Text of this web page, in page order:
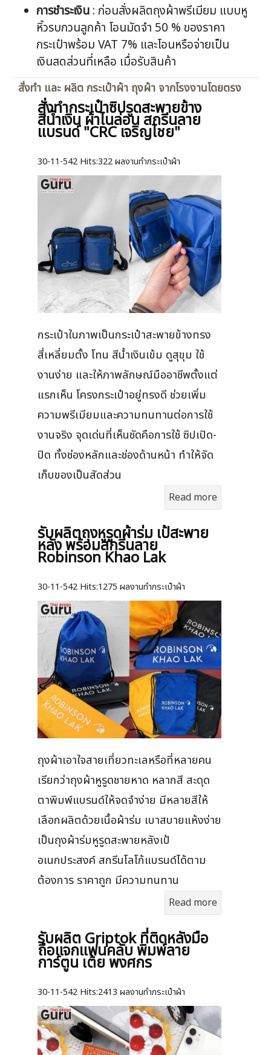
การชำระเงิน : ก่อนสั่งผลิตถุงผ้าพรีเมียม แบบหู
หิ้วรบกวนลูกค้า โอนมัดจำ 50 % ของราคา
กระเป๋าพร้อม VAT 7% และโอนหรือจ่ายเป็น
เงินสดส่วนที่เหลือ เมื่อรับสินค้า
สั่งทำ และ ผลิต กระเป๋าผ้า ถุงผ้า จากโรงงานโดยตรง
สั่งทำกระเป๋าซิปรูดสะพายข้าง
สีน้ำเงิน ผ้าไนล่อน สกรีนลาย
แบรนด์ "CRC เจริญไชย"
30-11-542 Hits:322 ผลงานทำกระเป๋าผ้า
กระเป๋าในภาพเป็นกระเป๋าสะพายข้างทรง
สี่เหลี่ยมตั้ง โทน สีน้ำเงินเข้ม ดูสุขุม ใช้
งานง่าย และให้ภาพลักษณ์มืออาชีพตั้งแต่
แรกเห็น โครงกระเป๋าอยู่ทรงดี ช่วยเพิ่ม
ความพรีเมียมและความทนทานต่อการใช้
งานจริง จุดเด่นที่เห็นชัดคือการใช้ ซิปเปิด-
ปิด ทั้งช่องหลักและช่องด้านหน้า ทำให้จัด
เก็บของเป็นสัดส่วน
Read more
รับผลิตถุงหูรูดผ้าร่ม เป้สะพาย
หลัง พร้อมสกรีนลาย
Robinson Khao Lak
30-11-542 Hits:1275 ผลงานทำกระเป๋าผ้า
ถุงผ้าเอาใจสายเที่ยวทะเลหรือที่หลายคน
เรียกว่าถุงผ้าหูรูดชายหาด หลากสี สะดุด
ตาพิมพ์แบรนด์ให้จดจำง่าย มีหลายสีให้
เลือกผลิตด้วยเนื้อผ้าร่ม เบาสบายแห้งง่าย
เป็นถุงผ้าร่มหูรูดสะพายหลังเป้
อเนกประสงค์ สกรีนโลโก้แบรนด์ได้ตาม
ต้องการ ราคาถูก มีความทนทาน
Read more
รับผลิต Griptok ที่ติดหลังมือ
ถือแจกแฟนคลับ พิมพ์ลาย
การ์ตูน เต้ย พงศกร
30-11-542 Hits:2413 ผลงานทำกระเป๋าผ้า